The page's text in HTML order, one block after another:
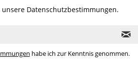
unsere Datenschutzbestimmungen.
habe ich zur Kenntnis genommen.